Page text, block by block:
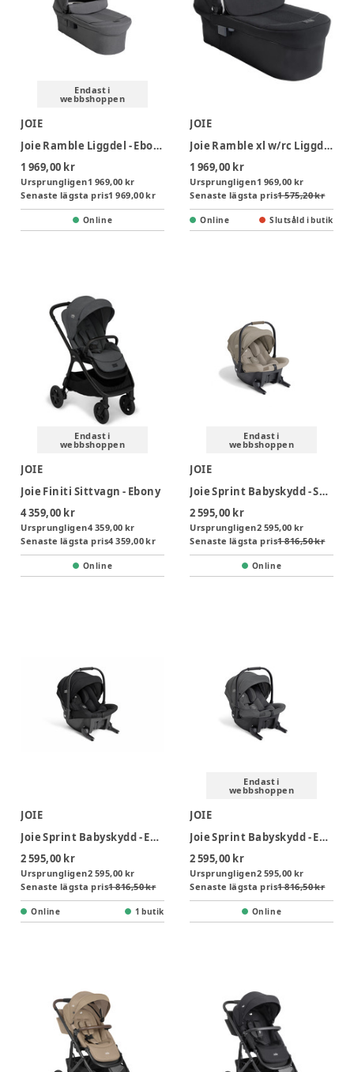
Endast i
webbshoppen
JOIE
Joie Ramble Liggdel - Ebony
1 969,00 kr
Ursprungligen1 969,00 kr
Senaste lägsta pris1 969,00 kr
Online
JOIE
Joie Ramble xl w/rc Liggdel - Eclipse
1 969,00 kr
Ursprungligen1 969,00 kr
Senaste lägsta pris1 575,20 kr
Online Slutsåld i butik
Endast i
webbshoppen
JOIE
Joie Finiti Sittvagn - Ebony
4 359,00 kr
Ursprungligen4 359,00 kr
Senaste lägsta pris4 359,00 kr
Online
Endast i
webbshoppen
JOIE
Joie Sprint Babyskydd - Sandstone
2 595,00 kr
Ursprungligen2 595,00 kr
Senaste lägsta pris1 816,50 kr
Online
JOIE
Joie Sprint Babyskydd - Eclipse
2 595,00 kr
Ursprungligen2 595,00 kr
Senaste lägsta pris1 816,50 kr
Online 1 butik
Endast i
webbshoppen
JOIE
Joie Sprint Babyskydd - Ebony
2 595,00 kr
Ursprungligen2 595,00 kr
Senaste lägsta pris1 816,50 kr
Online